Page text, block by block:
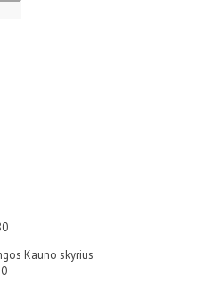
Kauno skyrius